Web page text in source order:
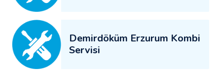
Demirdöküm Erzurum Kombi
Servisi